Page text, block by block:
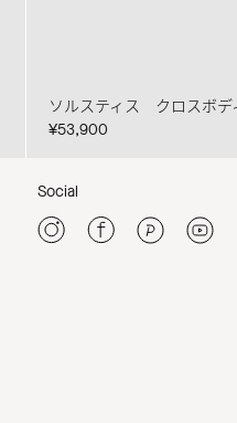
ソルスティス クロスボ
¥53,900
Social